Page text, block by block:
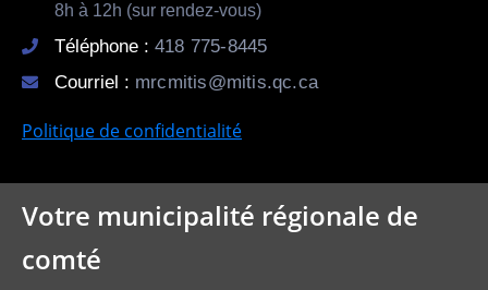
8h à 12h (sur rendez-vous)
Téléphone : 418 775-8445
Courriel : mrcmitis@mitis.qc.ca
Politique de confidentialité
Votre municipalité régionale de
comté